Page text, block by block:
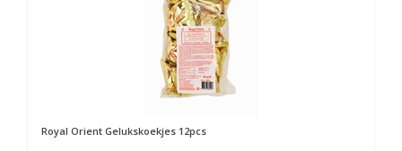
Royal Orient Gelukskoekjes 12pcs